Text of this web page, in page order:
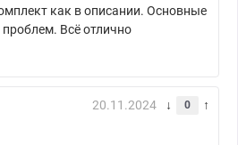
как в описании. Основные
Всё отлично
20.11.2024 0